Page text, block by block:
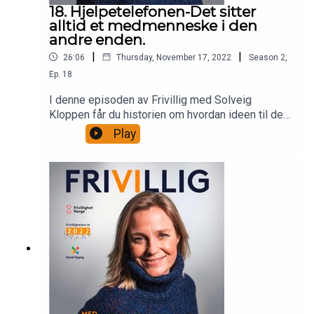
18. Hjelpetelefonen-Det sitter
alltid et medmenneske i den
andre enden.
26:06 | Thursday, November 17, 2022 | Season 2
Ep. 18
I denne episoden av Frivillig med Solveig
Kloppen får du historien om hvordan ideen til den
aller første hjelpetelefon-tjenesten ble født i
England på 50-tallet. Lasse Heimdal,
forteller. I tillegg har vi vært på besøk på Kors På
Halsen, som er Røde Kors sitt samtaletilbud for
barn og unge under 18 år.
Play